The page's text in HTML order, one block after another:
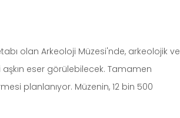
olan Arkeoloji Müzesi'nde, arkeolojik ve
eser görülebilecek. Tamamen
planlanıyor. Müzenin, 12 bin 500